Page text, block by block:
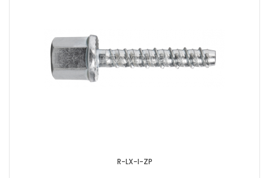
R-LX-I-ZP